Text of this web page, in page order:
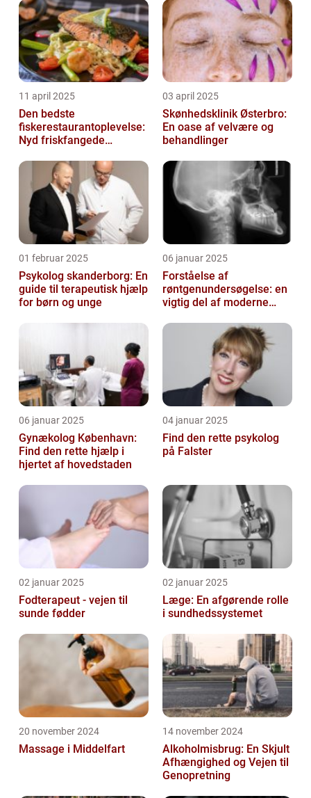
11 april 2025
Den bedste
fiskerestaurantoplevelse:
Nyd friskfangede
03 april 2025
Skønhedsklinik Østerbro:
En oase af velvære og
behandlinger
01 februar 2025
Psykolog skanderborg: En
guide til terapeutisk hjælp
for børn og unge
06 januar 2025
Forståelse af
røntgenundersøgelse: en
vigtig del af moderne
06 januar 2025
Gynækolog København:
Find den rette hjælp i
hjertet af hovedstaden
04 januar 2025
Find den rette psykolog
på Falster
02 januar 2025
Fodterapeut - vejen til
sunde fødder
02 januar 2025
Læge: En afgørende rolle
i sundhedssystemet
20 november 2024
Massage i Middelfart
14 november 2024
Alkoholmisbrug: En Skjult
Afhængighed og Vejen til
Genopretning